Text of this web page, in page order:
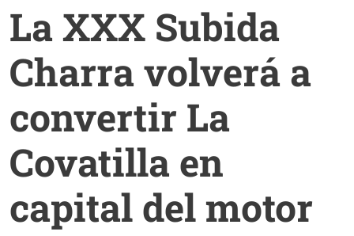
La XXX Subida
Charra volverá a
convertir La
Covatilla en
capital del motor